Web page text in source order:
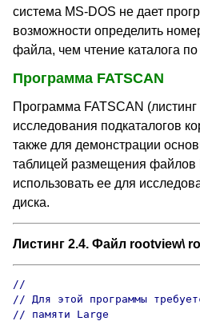
система MS-DOS не дает
возможности определить
файла, чем чтение каталога по
Программа FATSCAN
Программа FATSCAN
исследования подкаталогов
также для демонстрации
таблицей размещения
использовать ее для
диска.
Листинг 2.4. Файл rootview\
//
// Для этой программы
// памяти Large